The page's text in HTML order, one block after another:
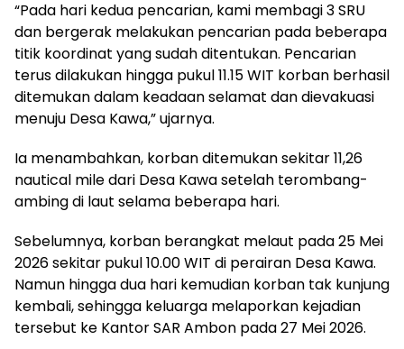
“Pada hari kedua pencarian, kami membagi 3 SRU
dan bergerak melakukan pencarian pada beberapa
titik koordinat yang sudah ditentukan. Pencarian
terus dilakukan hingga pukul 11.15 WIT korban berhasil
ditemukan dalam keadaan selamat dan dievakuasi
menuju Desa Kawa,” ujarnya.
Ia menambahkan, korban ditemukan sekitar 11,26
nautical mile dari Desa Kawa setelah terombang-
ambing di laut selama beberapa hari.
Sebelumnya, korban berangkat melaut pada 25 Mei
2026 sekitar pukul 10.00 WIT di perairan Desa Kawa.
Namun hingga dua hari kemudian korban tak kunjung
kembali, sehingga keluarga melaporkan kejadian
tersebut ke Kantor SAR Ambon pada 27 Mei 2026.